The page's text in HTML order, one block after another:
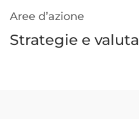
Aree d’azione
Strategie e